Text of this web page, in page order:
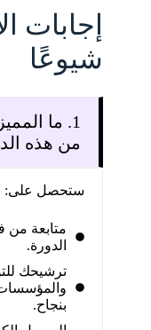
إجابات
شيوعًا
1. ما
من هذه
ستحصل على:
متابعة من
الدورة.
ترشيحك
بنجاح.